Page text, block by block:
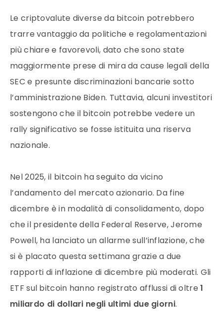
Le criptovalute diverse da bitcoin potrebbero
trarre vantaggio da politiche e regolamentazioni
più chiare e favorevoli, dato che sono state
maggiormente prese di mira da cause legali della
SEC e presunte discriminazioni bancarie sotto
l’amministrazione Biden. Tuttavia, alcuni investitori
sostengono che il bitcoin potrebbe vedere un
rally significativo se fosse istituita una riserva
nazionale.
Nel 2025, il bitcoin ha seguito da vicino
l’andamento del mercato azionario. Da fine
dicembre è in modalità di consolidamento, dopo
che il presidente della Federal Reserve, Jerome
Powell, ha lanciato un allarme sull’inflazione, che
si è placato questa settimana grazie a due
rapporti di inflazione di dicembre più moderati. Gli
ETF sul bitcoin hanno registrato afflussi di oltre1
miliardo di dollari negli ultimi due giorni.